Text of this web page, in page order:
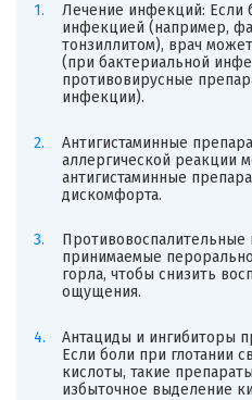
Лечение инфекций: Если
инфекцией (например,
тонзиллитом), врач
(при бактериальной
противовирусные
инфекции).
Антигистаминные
аллергической реакции
антигистаминные
дискомфорта.
принимаемые
горла, чтобы снизить
ощущения.
Антациды и ингибиторы
Если боли при глотании
кислоты, такие
избыточное выделение